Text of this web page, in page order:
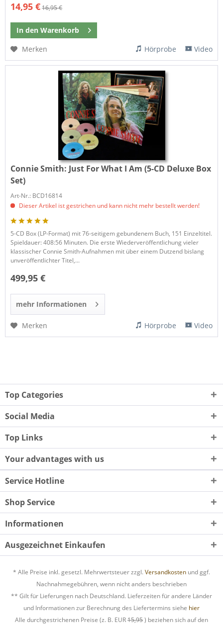
14,95 €16,95 €
In den Warenkorb
Merken
Hörprobe Video
Connie Smith: Just For What I Am (5-CD Deluxe Box
Set)
Art-Nr.: BCD16814
Dieser Artikel ist gestrichen und kann nicht mehr bestellt werden!
5-CD Box (LP-Format) mit 76-seitigem gebundenem Buch, 151 Einzeltitel.
Spieldauer: 408:56 Minuten. Die erste Wiederveröffentlichung vieler
klassischer Connie Smith-Aufnahmen mit über einem Dutzend bislang
unveröffentlichter Titel,...
499,95 €
mehr Informationen
Merken Hörprobe Video
Top Categories
Social Media
Top Links
Your advantages with us
Service Hotline
Shop Service
Informationen
Ausgezeichnet Einkaufen
* Alle Preise inkl. gesetzl. Mehrwertsteuer zzgl. Versandkosten und ggf.
Nachnahmegebühren, wenn nicht anders beschrieben
** Gilt für Lieferungen nach Deutschland. Lieferzeiten für andere Länder
und Informationen zur Berechnung des Liefertermins siehe hier
Alle durchgestrichenen Preise (z. B. EUR15,95) beziehen sich auf den